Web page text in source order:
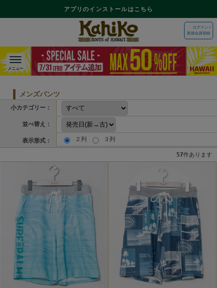
アプリのインストールはこちら
ログイン /
新規会員登録
メンズパンツ
小カテゴリー：
並べ替え：
表示形式： ２列 ３列
57件あります